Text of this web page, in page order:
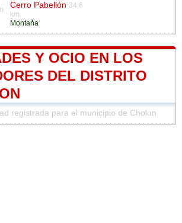
Cerro Pabellón 34.6
km
Montaña
Y OCIO EN LOS
DEL DISTRITO
registrada para el municipio de Cholon